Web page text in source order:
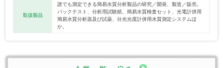
取扱製品
誰でも測定できる簡易水質分析製品の研究／開発、製造／販売。
パックテスト、分析用試験紙、簡易水質検査セット、光電計併用
簡易水質分析器及び試薬、分光光度計併用水質測定システムほ
か。